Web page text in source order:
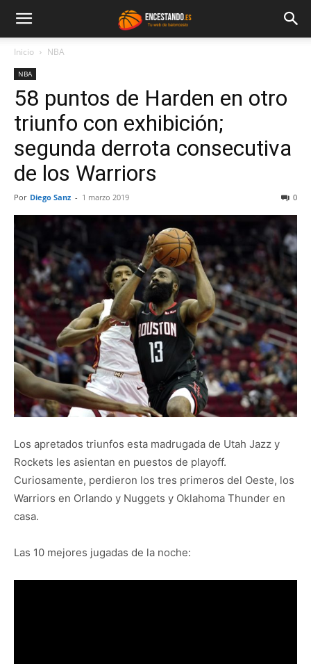
Inicio NBA
NBA
58 puntos de Harden en otro
triunfo con exhibición;
segunda derrota consecutiva
de los Warriors
Por Diego Sanz - 1 marzo 2019 0
Los apretados triunfos esta madrugada de Utah Jazz y
Rockets les asientan en puestos de playoff.
Curiosamente, perdieron los tres primeros del Oeste, los
Warriors en Orlando y Nuggets y Oklahoma Thunder en
casa.
Las 10 mejores jugadas de la noche: